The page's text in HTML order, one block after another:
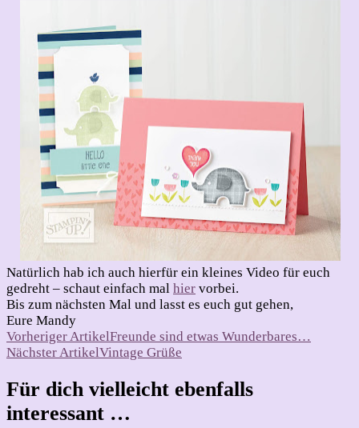
Natürlich hab ich auch hierfür ein kleines Video für euch
gedreht – schaut einfach mal hier vorbei.
Bis zum nächsten Mal und lasst es euch gut gehen,
Eure Mandy
Beitragsnavigation
Vorheriger ArtikelFreunde sind etwas Wunderbares…
Nächster ArtikelVintage Grüße
Für dich vielleicht ebenfalls
interessant …